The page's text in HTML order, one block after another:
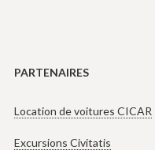
PARTENAIRES
Location de voitures CICAR
Excursions Civitatis